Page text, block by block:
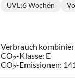
UVL:6 Wochen
Verbrauch
CO2-Klasse: E
CO2-Emissionen: